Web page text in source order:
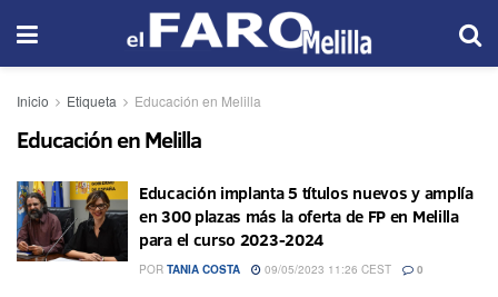
Inicio Etiqueta Educación en Melilla
Educación en Melilla
Educación implanta 5 títulos nuevos y amplía
en 300 plazas más la oferta de FP en Melilla
para el curso 2023-2024
POR TANIA COSTA 09/05/2023 11:26 CEST 0